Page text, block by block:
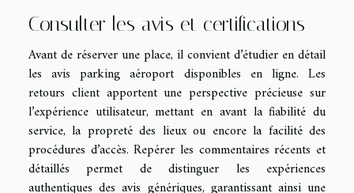
Consulter les avis et certifications
Avant de réserver une place, il convient d’étudier en détail
les avis parking aéroport disponibles en ligne. Les
retours client apportent une perspective précieuse sur
l’expérience utilisateur, mettant en avant la fiabilité du
service, la propreté des lieux ou encore la facilité des
procédures d’accès. Repérer les commentaires récents et
détaillés permet de distinguer les expériences
authentiques des avis génériques, garantissant ainsi une